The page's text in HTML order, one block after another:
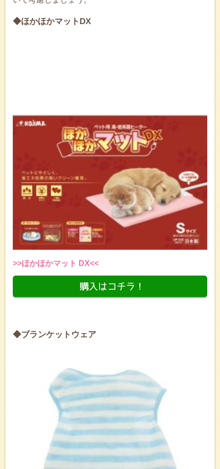
◆ほかほかマットDX
>>ほかほかマット DX<<
◆ブランケットウェア